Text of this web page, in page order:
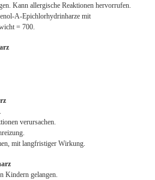
Kann allergische Reaktionen hervorrufen.
A-Epichlorhydrinharze mit
= 700.
verursachen.
mit langfristiger Wirkung.
Kindern gelangen.